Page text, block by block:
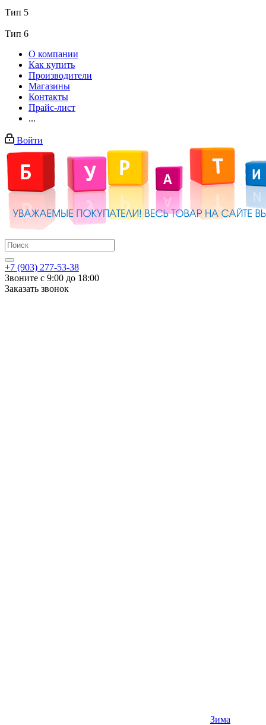
Тип 5
Тип 6
О компании
Как купить
Производители
Магазины
Контакты
Прайс-лист
...
Войти
+7 (903) 277-53-38
Звоните с 9:00 до 18:00
Заказать звонок
Зима